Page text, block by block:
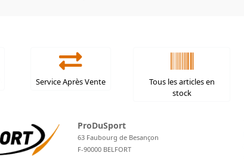
Service Après Vente
Tous les articles en
stock
ProDuSport
63 Faubourg de Besançon
F-90000 BELFORT